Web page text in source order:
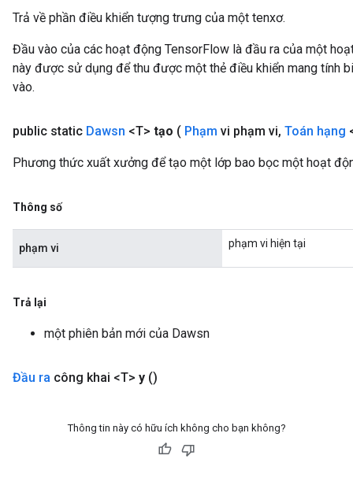
Trả về phần điều khiển tượng trưng của một tenxơ.
Đầu vào của các hoạt động TensorFlow là đầu ra của một
này được sử dụng để thu được một thẻ điều khiển mang tính
vào.
public static Dawsn <T> tạo ( Phạm vi phạm vi, Toán hạng
Phương thức xuất xưởng để tạo một lớp bao bọc một hoạt
Thông số
phạm vi phạm vi hiện tại
Trả lại
một phiên bản mới của Dawsn
Đầu ra công khai <T> y ()
Thông tin này có hữu ích không cho bạn không?